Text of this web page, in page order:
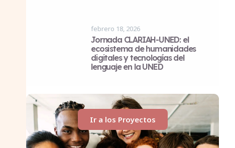
febrero 18, 2026
Jornada CLARIAH-UNED: el
ecosistema de humanidades
digitales y tecnologías del
lenguaje en la UNED
Ir a los Proyectos